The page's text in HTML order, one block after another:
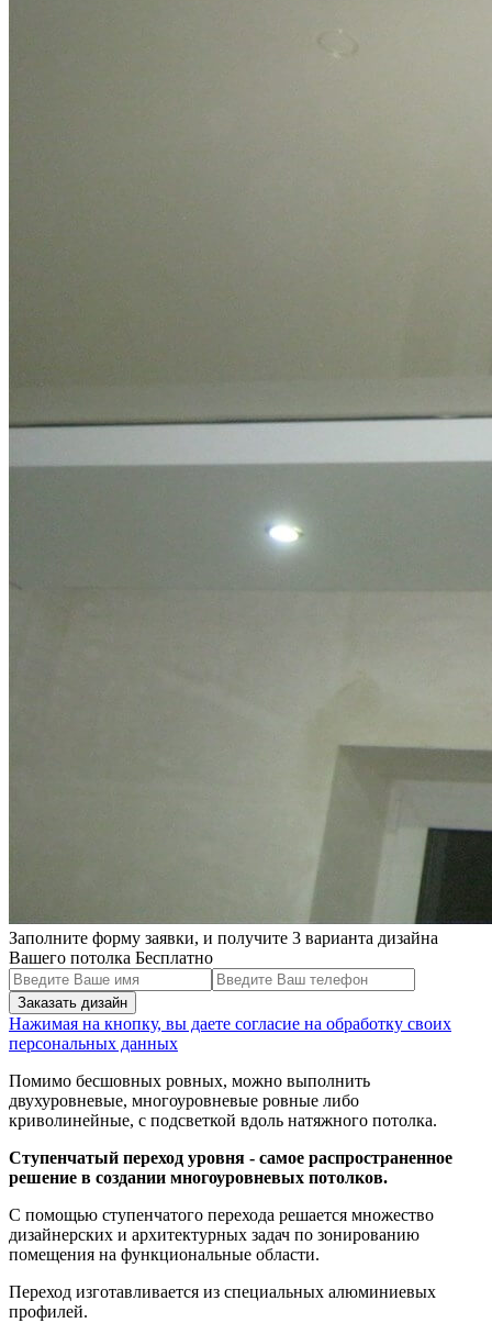
Заполните форму заявки, и получите 3 варианта дизайна
Вашего потолка Бесплатно
Нажимая на кнопку, вы даете согласие на обработку своих
персональных данных
Помимо бесшовных ровных, можно выполнить
двухуровневые, многоуровневые ровные либо
криволинейные, с подсветкой вдоль натяжного потолка.
Ступенчатый переход уровня - самое распространенное
решение в создании многоуровневых потолков.
С помощью ступенчатого перехода решается множество
дизайнерских и архитектурных задач по зонированию
помещения на функциональные области.
Переход изготавливается из специальных алюминиевых
профилей.